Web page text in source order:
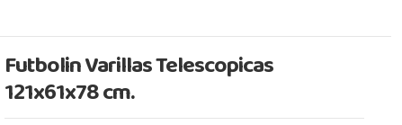
Futbolin Varillas Telescopicas
121x61x78 cm.